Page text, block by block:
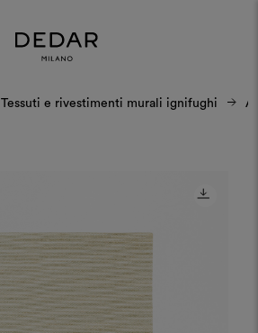
Tessuti e rivestimenti murali ignifughi